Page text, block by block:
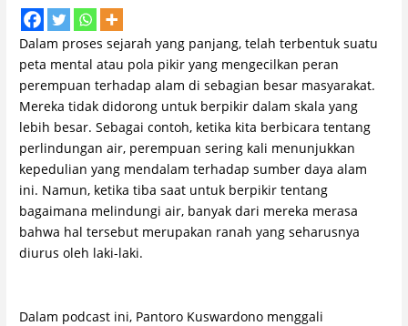
Dalam proses sejarah yang panjang, telah terbentuk suatu
peta mental atau pola pikir yang mengecilkan peran
perempuan terhadap alam di sebagian besar masyarakat.
Mereka tidak didorong untuk berpikir dalam skala yang
lebih besar. Sebagai contoh, ketika kita berbicara tentang
perlindungan air, perempuan sering kali menunjukkan
kepedulian yang mendalam terhadap sumber daya alam
ini. Namun, ketika tiba saat untuk berpikir tentang
bagaimana melindungi air, banyak dari mereka merasa
bahwa hal tersebut merupakan ranah yang seharusnya
diurus oleh laki-laki.
Dalam podcast ini, Pantoro Kuswardono menggali